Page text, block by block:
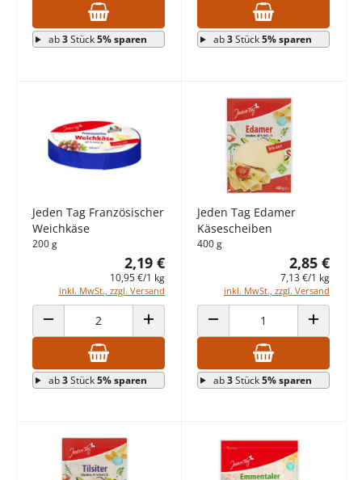
ab3Stück5% sparen ab3Stück5% sparen
Jeden Tag Französischer
Weichkäse
200 g
2,19 €
10,95 €/1 kg
inkl. MwSt., zzgl. Versand
ANZAHL VERRINGERN ANZAHL ERHÖHEN
ab3Stück5% sparen
Jeden Tag Edamer
Käsescheiben
400 g
2,85 €
7,13 €/1 kg
inkl. MwSt., zzgl. Versand
ANZAHL VERRINGERN ANZAHL
ab3Stück5% sparen